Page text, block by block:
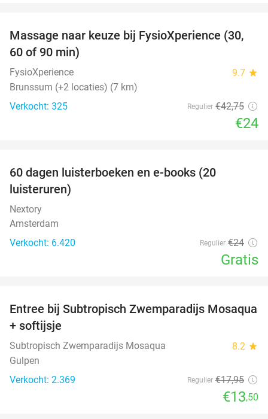
44%
Massage naar keuze bij FysioXperience (30,
60 of 90 min)
FysioXperience 9.7 star
Brunssum (+2 locaties) (7 km)
Verkocht: 325
Regulier €42,75
€24
60 dagen luisterboeken en e-books (20
luisteruren)
Nextory
Amsterdam
Verkocht: 6.420
Regulier €24
Gratis
25%
Entree bij Subtropisch Zwemparadijs Mosaqua
+ softijsje
Subtropisch Zwemparadijs Mosaqua 8.2 star
Gulpen
Verkocht: 2.369
Regulier €17,95
€13,50